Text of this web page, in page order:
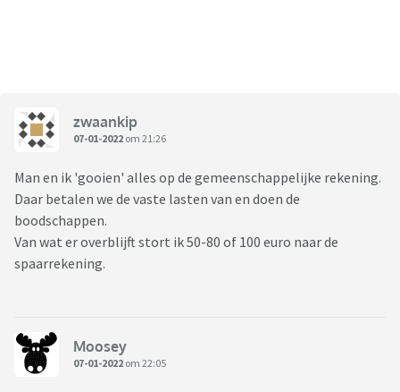
zwaankip
07-01-2022 om 21:26
Man en ik 'gooien' alles op de gemeenschappelijke rekening.
Daar betalen we de vaste lasten van en doen de
boodschappen.
Van wat er overblijft stort ik 50-80 of 100 euro naar de
spaarrekening.
Moosey
07-01-2022 om 22:05